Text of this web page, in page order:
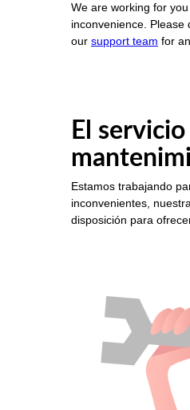
We are working for
inconvenience. Please
our support team for
El
Estamos trabajando
inconvenientes, nuestra
disposición para